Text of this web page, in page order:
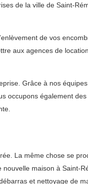
de la ville de Saint-
de vos
aux agences de
Grâce à nos
également
La même chose se
maison à Saint-
et nettoyage de